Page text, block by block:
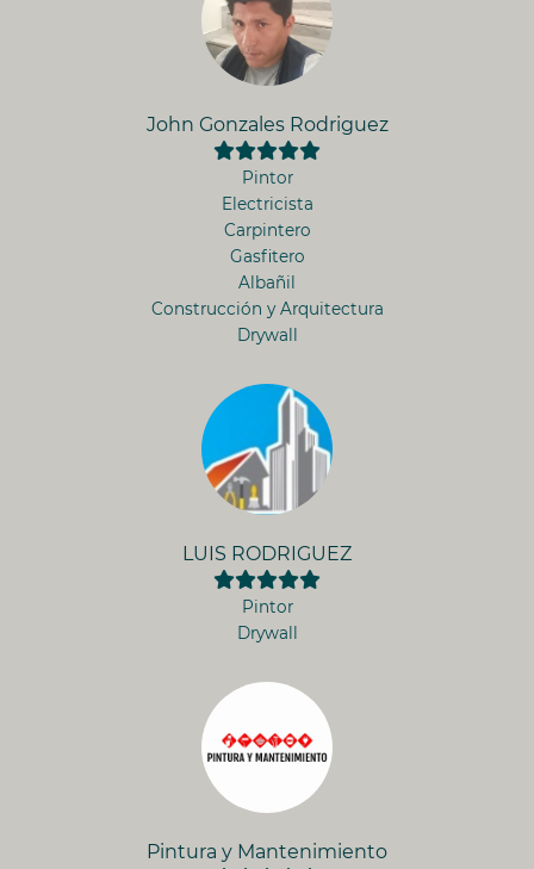
John Gonzales Rodriguez
Pintor
Electricista
Carpintero
Gasfitero
Albañil
Construcción y Arquitectura
Drywall
LUIS RODRIGUEZ
Pintor
Drywall
Pintura y Mantenimiento